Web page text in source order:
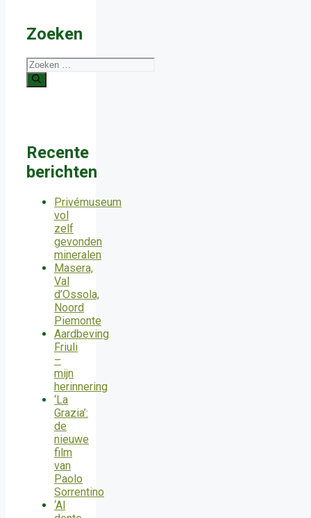
Zoeken
Zoek
naar:
Recente
berichten
Privémuseum
vol
zelf
gevonden
mineralen
Masera,
Val
d’Ossola,
Noord
Piemonte
Aardbeving
Friuli
–
mijn
herinnering
‘La
Grazia’:
de
nieuwe
film
van
Paolo
Sorrentino
‘Al